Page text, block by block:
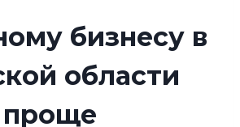
бизнесу в
области
проще